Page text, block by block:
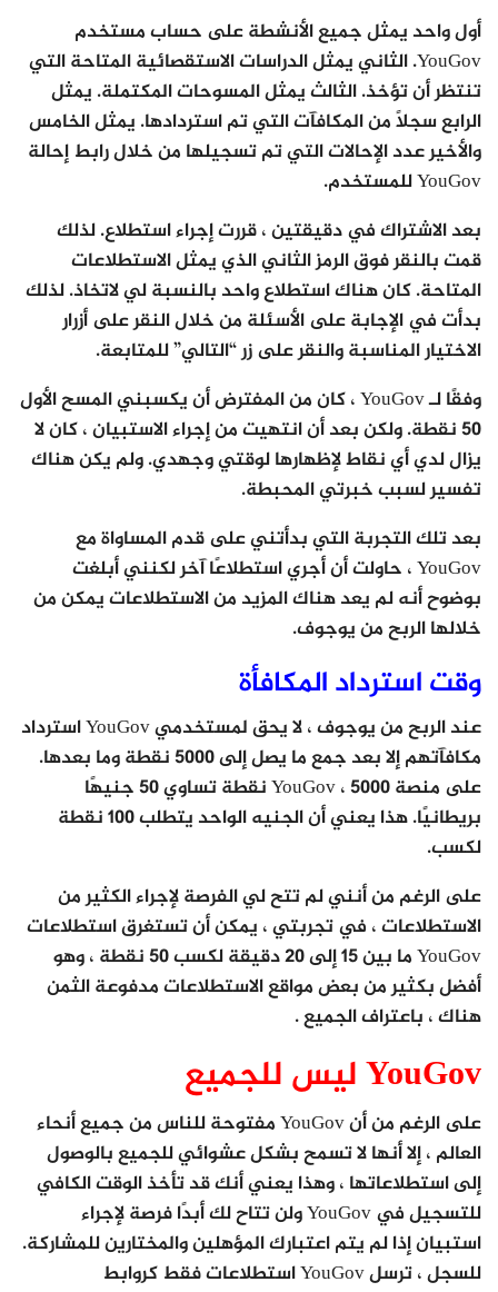
أول واحد يمثل جميع الأنشطة على حساب مستخدم
YouGov. الثاني يمثل الدراسات الاستقصائية المتاحة التي
تنتظر أن تؤخذ. الثالث يمثل المسوحات المكتملة. يمثل
الرابع سجلًا من المكافآت التي تم استردادها. يمثل الخامس
والأخير عدد الإحالات التي تم تسجيلها من خلال رابط إحالة
YouGov للمستخدم.
بعد الاشتراك في دقيقتين ، قررت إجراء استطلاع. لذلك
قمت بالنقر فوق الرمز الثاني الذي يمثل الاستطلاعات
المتاحة. كان هناك استطلاع واحد بالنسبة لي لاتخاذ. لذلك
بدأت في الإجابة على الأسئلة من خلال النقر على أزرار
الاختيار المناسبة والنقر على زر “التالي” للمتابعة.
وفقًا لـ YouGov ، كان من المفترض أن يكسبني المسح الأول
50 نقطة. ولكن بعد أن انتهيت من إجراء الاستبيان ، كان لا
يزال لدي أي نقاط لإظهارها لوقتي وجهدي. ولم يكن هناك
تفسير لسبب خبرتي المحبطة.
بعد تلك التجربة التي بدأتني على قدم المساواة مع
YouGov ، حاولت أن أجري استطلاعًا آخر لكنني أبلغت
بوضوح أنه لم يعد هناك المزيد من الاستطلاعات يمكن من
خلالها الربح من يوجوف.
وقت استرداد المكافأة
عند الربح من يوجوف ، لا يحق لمستخدمي YouGov استرداد
مكافآتهم إلا بعد جمع ما يصل إلى 5000 نقطة وما بعدها.
على منصة YouGov ، 5000 نقطة تساوي 50 جنيهًا
بريطانيًا. هذا يعني أن الجنيه الواحد يتطلب 100 نقطة
لكسب.
على الرغم من أنني لم تتح لي الفرصة لإجراء الكثير من
الاستطلاعات ، في تجربتي ، يمكن أن تستغرق استطلاعات
YouGov ما بين 15 إلى 20 دقيقة لكسب 50 نقطة ، وهو
أفضل بكثير من بعض مواقع الاستطلاعات مدفوعة الثمن
هناك ، باعتراف الجميع .
YouGov ليس للجميع
على الرغم من أن YouGov مفتوحة للناس من جميع أنحاء
العالم ، إلا أنها لا تسمح بشكل عشوائي للجميع بالوصول
إلى استطلاعاتها ، وهذا يعني أنك قد تأخذ الوقت الكافي
للتسجيل في YouGov ولن تتاح لك أبدًا فرصة لإجراء
استبيان إذا لم يتم اعتبارك المؤهلين والمختارين للمشاركة.
للسجل ، ترسل YouGov استطلاعات فقط كروابط